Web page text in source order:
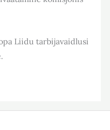
Liidu tarbijavaidlusi